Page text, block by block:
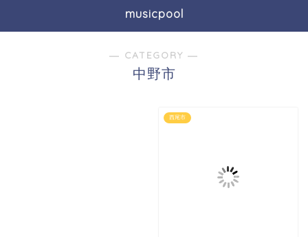
musicpool
― CATEGORY ―
中野市
西尾市